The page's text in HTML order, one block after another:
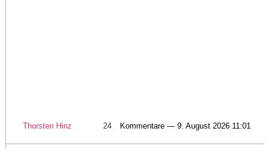
Thorsten Hinz 24 Kommentare — 9. August 2026 11:01